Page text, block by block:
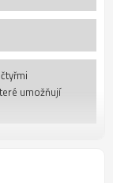
umožňují